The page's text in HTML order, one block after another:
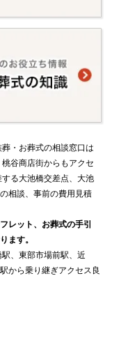
・お葬式の相談窓口は
谷商店街からもアクセ
る大池橋交差点、大池
相談、事前の費用見積
レット、お葬式の手引
ます。
、東部市場前駅、近
から乗り継ぎアクセス良